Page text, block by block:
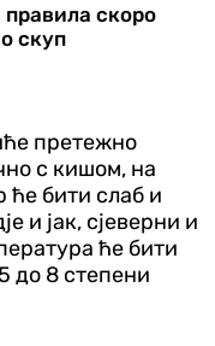
правила скоро
скуп
претежно
с кишом, на
ће бити слаб и
и јак, сјеверни и
ће бити
до 8 степени